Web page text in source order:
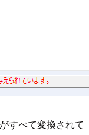
すべて変換されて